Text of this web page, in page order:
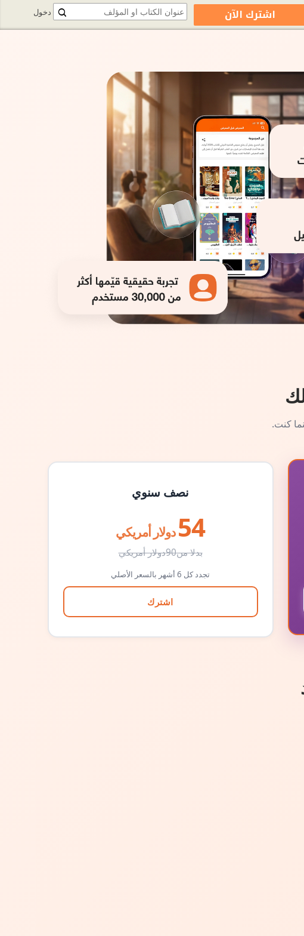
كنت.
نصف سنوي
54 دولار أمريكي
بدلا من90دولار أمريكي
تجدد كل 6 أشهر بالسعر الأصلي
اشترك
دخول اشترك الآن